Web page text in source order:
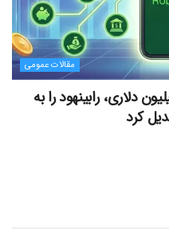
مقالات عمومی
۱۳ خط کسب‌وکار ۱۰۰ میلیون دلاری، رابینهود را به
کرد